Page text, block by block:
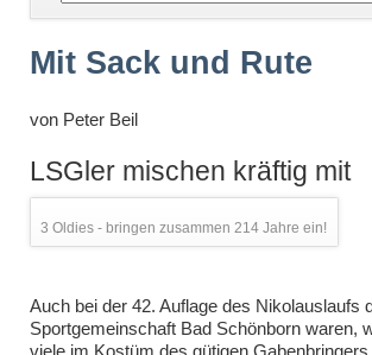
Mit Sack und Rute
von Peter Beil
LSGler mischen kräftig mit
3 Oldies - bringen zusammen 214 Jahre ein!
Auch bei der 42. Auflage des Nikolauslaufs
Sportgemeinschaft Bad Schönborn waren,
viele im Kostüm des gütigen